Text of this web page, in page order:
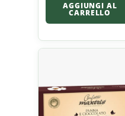
AGGIUNGI AL
CARRELLO